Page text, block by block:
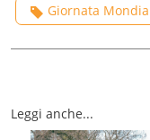
Giornata
Leggi anche...